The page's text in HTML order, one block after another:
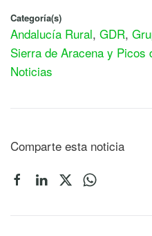
Categoría(s)
Andalucía Rural, GDR,
Sierra de Aracena y Picos
Noticias
Comparte esta noticia